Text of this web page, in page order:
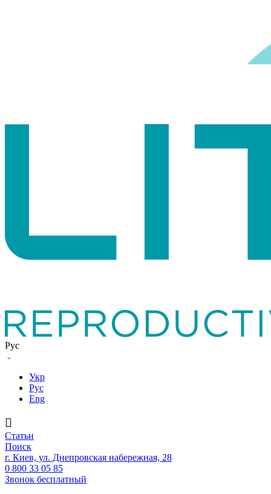
Рус
Укр
Рус
Eng
Статьи
Поиск
г. Киев, ул. Днепровская набережная, 28
0 800 33 05 85
Звонок бесплатный